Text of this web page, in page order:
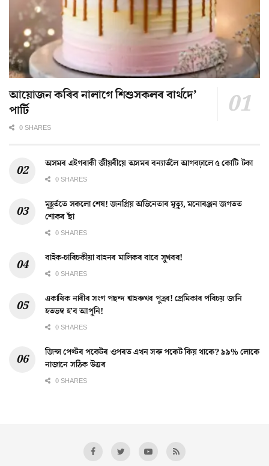
আয়োজন কৰিব নালাগে শিশুসকলৰ বাৰ্থদে’
পাৰ্টি
0 SHARES
অসমৰ এইগৰাকী জীয়ৰীয়ে অসমৰ বন্যাৰ্তলৈ আগবঢ়ালে ৫ কোটি টকা
0 SHARES
মুহূৰ্ততে সকলো শেষ! জনপ্ৰিয় অভিনেতাৰ মৃত্যু, মনোৰঞ্জন জগতত
শোকৰ ছাঁ
0 SHARES
বাইক-চাৰিচকীয়া বাহনৰ মালিকৰ বাবে সুখবৰ!
0 SHARES
একাধিক নাৰীৰ সংগ পছন্দ শ্বাহৰুখৰ পুত্ৰৰ! প্ৰেমিকাৰ পৰিচয় জানি
হতভম্ব হ’ব আপুনি!
0 SHARES
জিন্স পেণ্টৰ পকেটৰ ওপৰত এখন সৰু পকেট কিয় থাকে? ৯৯% লোকে
নাজানে সঠিক উত্তৰ
0 SHARES